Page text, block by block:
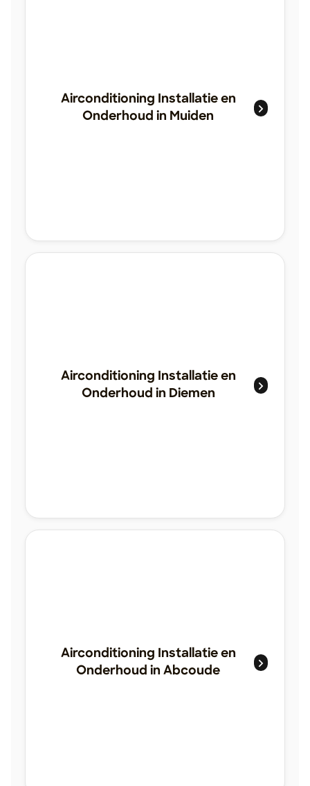
Airconditioning Installatie en
Onderhoud in Muiden
Airconditioning Installatie en
Onderhoud in Diemen
Airconditioning Installatie en
Onderhoud in Abcoude